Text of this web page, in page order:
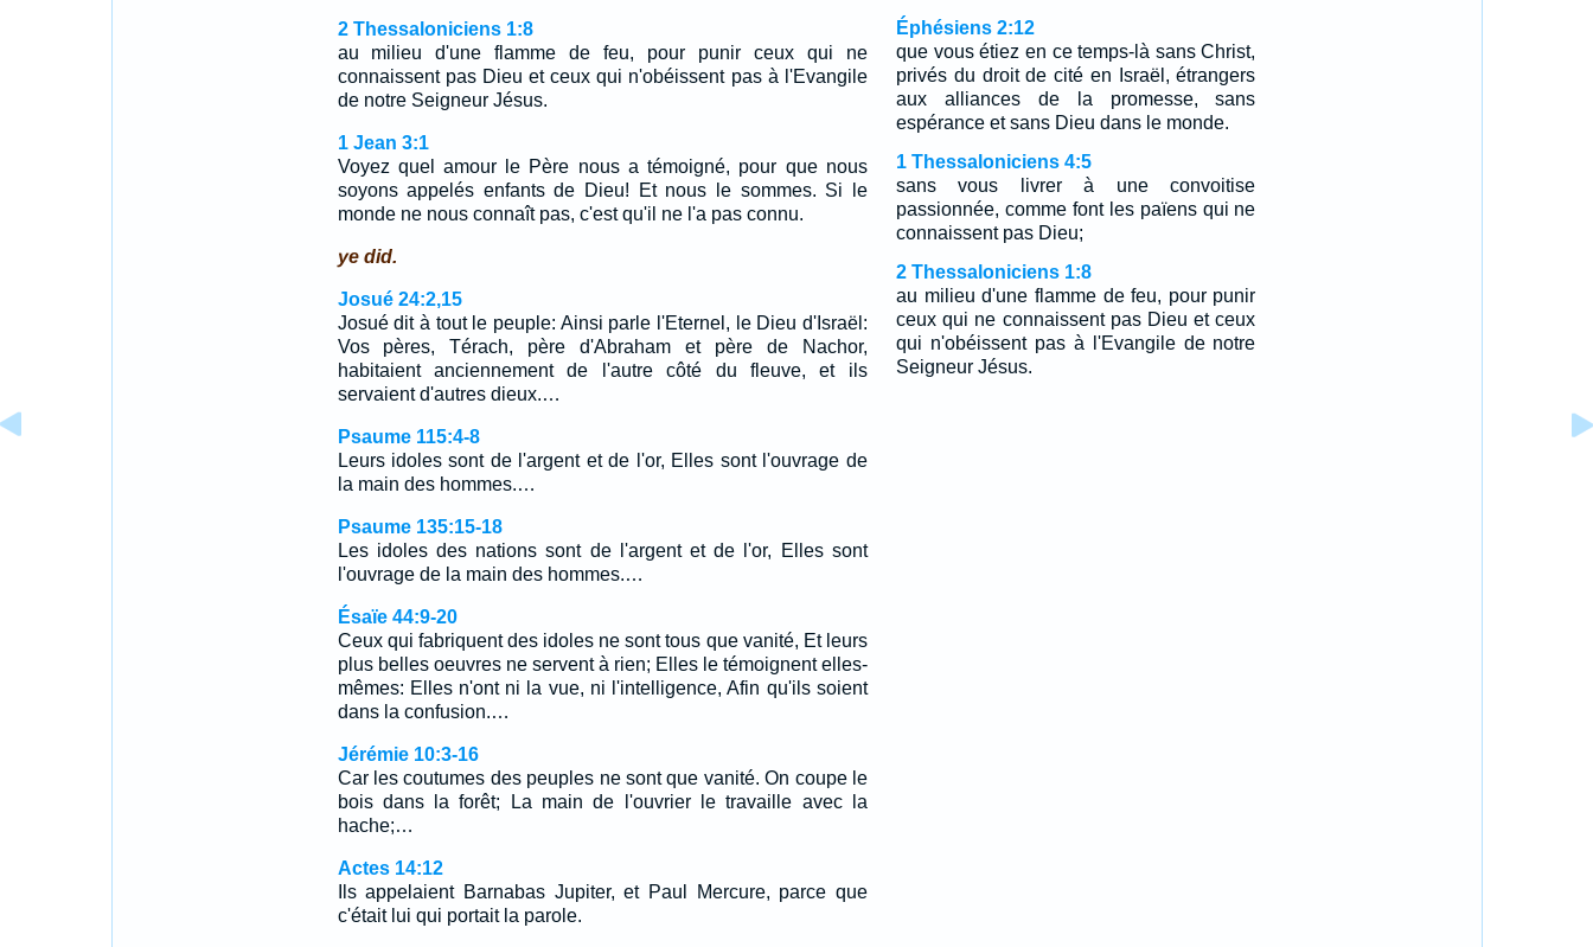
2 Thessaloniciens 1:8
au milieu d'une flamme de feu, pour punir ceux qui ne
connaissent pas Dieu et ceux qui n'obéissent pas à l'Evangile
de notre Seigneur Jésus.
1 Jean 3:1
Voyez quel amour le Père nous a témoigné, pour que nous
soyons appelés enfants de Dieu! Et nous le sommes. Si le
monde ne nous connaît pas, c'est qu'il ne l'a pas connu.
ye did.
Josué 24:2,15
Josué dit à tout le peuple: Ainsi parle l'Eternel, le Dieu d'Israël:
Vos pères, Térach, père d'Abraham et père de Nachor,
habitaient anciennement de l'autre côté du fleuve, et ils
servaient d'autres dieux.…
Psaume 115:4-8
Leurs idoles sont de l'argent et de l'or, Elles sont l'ouvrage de
la main des hommes.…
Psaume 135:15-18
Les idoles des nations sont de l'argent et de l'or, Elles sont
l'ouvrage de la main des hommes.…
Ésaïe 44:9-20
Ceux qui fabriquent des idoles ne sont tous que vanité, Et leurs
plus belles oeuvres ne servent à rien; Elles le témoignent elles-
mêmes: Elles n'ont ni la vue, ni l'intelligence, Afin qu'ils soient
dans la confusion.…
Jérémie 10:3-16
Car les coutumes des peuples ne sont que vanité. On coupe le
bois dans la forêt; La main de l'ouvrier le travaille avec la
hache;…
Actes 14:12
Ils appelaient Barnabas Jupiter, et Paul Mercure, parce que
c'était lui qui portait la parole.
Éphésiens 2:12
que vous étiez en ce temps-là sans Christ,
privés du droit de cité en Israël, étrangers
aux alliances de la promesse, sans
espérance et sans Dieu dans le monde.
1 Thessaloniciens 4:5
sans vous livrer à une convoitise
passionnée, comme font les païens qui ne
connaissent pas Dieu;
2 Thessaloniciens 1:8
au milieu d'une flamme de feu, pour punir
ceux qui ne connaissent pas Dieu et ceux
qui n'obéissent pas à l'Evangile de notre
Seigneur Jésus.